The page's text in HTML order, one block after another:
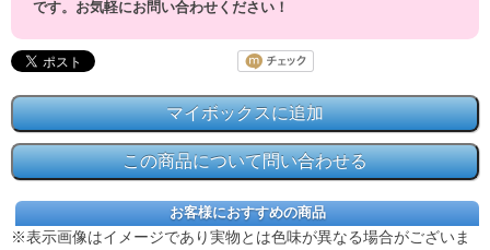
です。お気軽にお問い合わせください！
お客様におすすめの商品
※表示画像はイメージであり実物とは色味が異なる場合がございま